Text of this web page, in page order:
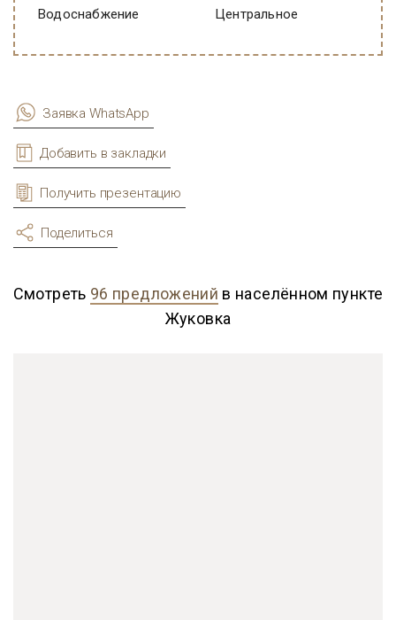
Водоснабжение
Центральное
Заявка WhatsApp
Добавить в закладки
Получить презентацию
Поделиться
Смотреть 96 предложений в населённом пункте
Жуковка